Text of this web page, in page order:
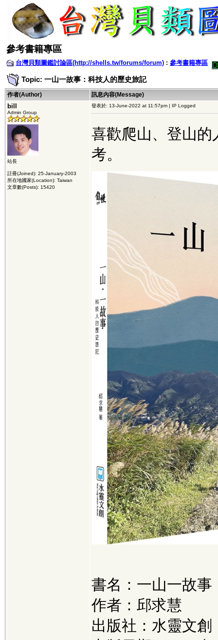
參考書籍專區
台灣貝類圖鑑討論區(http://shells.tw/forums/forum) : 參考書籍專區
Topic: 一山一故事：科技人的歷史旅記
作者(Author) 訊息內容(Message)
bill
Admin Group
站長
註冊(Joined): 25-January-2003
所在地國家(Location): Taiwan
文章數(Posts): 15420
發表於: 13-June-2022 at 11:57pm | IP Logged
喜歡爬山、登山
考。
書名：一山一故
作者：邱求慧
出版社：水靈文創